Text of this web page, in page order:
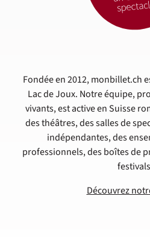
Fondée en 2012, monbillet.ch
Lac de Joux. Notre équipe,
vivants, est active en Suisse
des théâtres, des salles de
indépendantes, des
professionnels, des boîtes de
Découvrez